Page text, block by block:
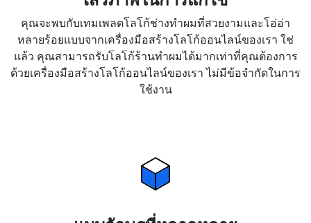
คุณจะพบกับเทมเพลตโลโก้ช่างทำผมที่สวยงามและโอ่อ่า
หลายร้อยแบบจากเครื่องมือสร้างโลโก้ออนไลน์ของเรา ใช่
แล้ว คุณสามารถรับโลโก้ร้านทำผมได้มากเท่าที่คุณต้องการ
ด้วยเครื่องมือสร้างโลโก้ออนไลน์ของเรา ไม่มีข้อจำกัดในการ
ใช้งาน